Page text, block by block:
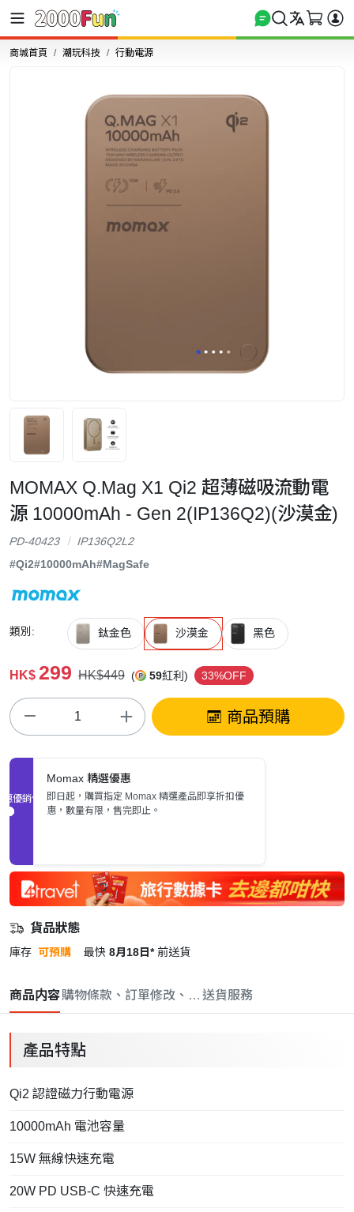
商城首頁 潮玩科技 行動電源
MOMAX Q.Mag X1 Qi2 超薄磁吸流動電
源 10000mAh - Gen 2(IP136Q2)(沙漠金)
PD-40423
IP136Q2L2
#Qi2#10000mAh#MagSafe
類別: 鈦金色 沙漠金 黑色
HK$ 299 HK$449 ( 59紅利) 33%OFF
商品預購
促銷優惠
Momax 精選優惠
即日起，購買指定 Momax 精選產品即享折扣優
惠，數量有限，售完即止。
貨品狀態
庫存 可預購 最快 8月18日* 前送貨
商品内容購物條款、訂單修改、取消與退款政策
送貨服務
產品特點
Qi2 認證磁力行動電源
10000mAh 電池容量
15W 無線快速充電
20W PD USB-C 快速充電